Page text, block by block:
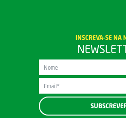
INSCREVA-SE NA